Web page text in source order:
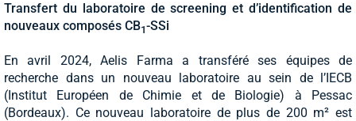
Transfert du laboratoire de screening et d’identification de
nouveaux composés CB1-SSi
En avril 2024, Aelis Farma a transféré ses équipes de
recherche dans un nouveau laboratoire au sein de l’IECB
(Institut Européen de Chimie et de Biologie) à Pessac
(Bordeaux). Ce nouveau laboratoire de plus de 200 m² est